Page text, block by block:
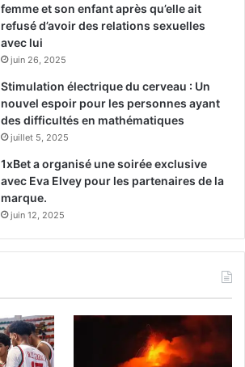
femme et son enfant après qu’elle ait
refusé d’avoir des relations sexuelles
avec lui
juin 26, 2025
Stimulation électrique du cerveau : Un
nouvel espoir pour les personnes ayant
des difficultés en mathématiques
juillet 5, 2025
1xBet a organisé une soirée exclusive
avec Eva Elvey pour les partenaires de la
marque.
juin 12, 2025